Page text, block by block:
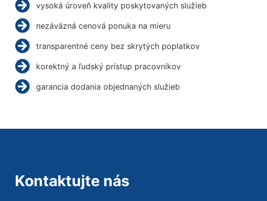
vysoká úroveň kvality poskytovaných služieb
nezáväzná cenová ponuka na mieru
transparentné ceny bez skrytých poplatkov
korektný a ľudský prístup pracovníkov
garancia dodania objednaných služieb
Kontaktujte nás